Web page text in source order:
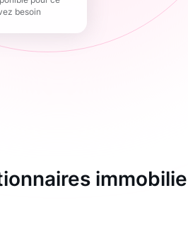
besoin